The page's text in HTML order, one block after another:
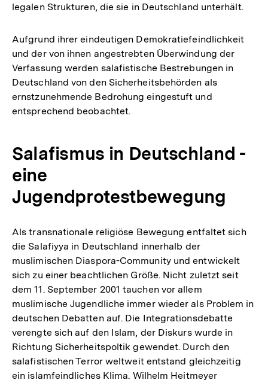
legalen Strukturen, die sie in Deutschland unterhält.
Aufgrund ihrer eindeutigen Demokratiefeindlichkeit
und der von ihnen angestrebten Überwindung der
Verfassung werden salafistische Bestrebungen in
Deutschland von den Sicherheitsbehörden als
ernstzunehmende Bedrohung eingestuft und
entsprechend beobachtet.
Salafismus in Deutschland -
eine
Jugendprotestbewegung
Als transnationale religiöse Bewegung entfaltet sich
die Salafiyya in Deutschland innerhalb der
muslimischen Diaspora-Community und entwickelt
sich zu einer beachtlichen Größe. Nicht zuletzt seit
dem 11. September 2001 tauchen vor allem
muslimische Jugendliche immer wieder als Problem in
deutschen Debatten auf. Die Integrationsdebatte
verengte sich auf den Islam, der Diskurs wurde in
Richtung Sicherheitspoltik gewendet. Durch den
salafistischen Terror weltweit entstand gleichzeitig
ein islamfeindliches Klima. Wilhelm Heitmeyer